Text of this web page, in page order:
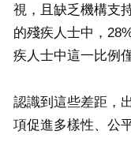
視，且缺乏機構支
的殘疾人士中，
疾人士中這一比例
認識到這些差距，
項促進多樣性、公